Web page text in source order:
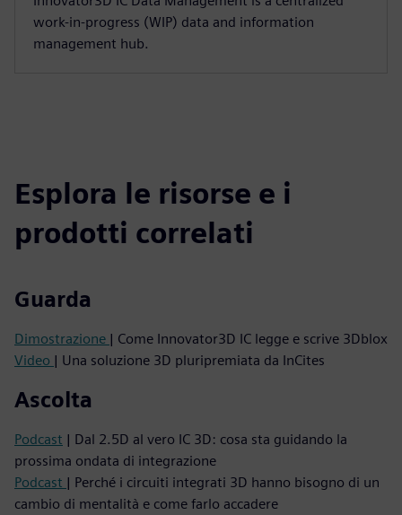
work-in-progress (WIP) data and information
management hub.
Esplora le risorse e i
prodotti correlati
Guarda
Dimostrazione | Come Innovator3D IC legge e scrive 3Dblox
Video | Una soluzione 3D pluripremiata da InCites
Ascolta
Podcast | Dal 2.5D al vero IC 3D: cosa sta guidando la
prossima ondata di integrazione
Podcast | Perché i circuiti integrati 3D hanno bisogno di un
cambio di mentalità e come farlo accadere